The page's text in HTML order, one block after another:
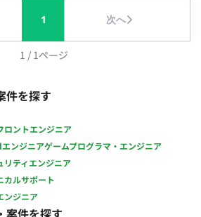
（使ったことがあるレベルではな
と使える方。生データでのやり取りが
に最新版がインストールされているこ
できる方が仕事が依頼しやすいです）
（企業側の指定レンダリングソフトの
あります） ・Adobe Illustrator、
タのやり取りや、パースのレタッチを
ます） ・PowerPoint（作成したパー
り込んで納品していただくケースがあ
1 次へ
1 / 1ページ
件を探す
ロントエンジニア
ンジニアゲームプログラマ・エンジニア
リティエンジニア
カルサポート
ンジニア
案件を探す